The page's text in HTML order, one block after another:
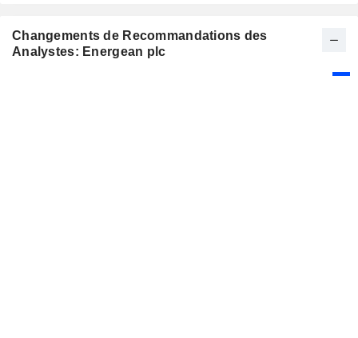
Changements de Recommandations des
Analystes: Energean plc